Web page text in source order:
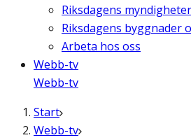
Riksdagens
Riksdagens byggnader
Arbeta hos oss
Webb-tv
Webb-tv
Start
Webb-tv